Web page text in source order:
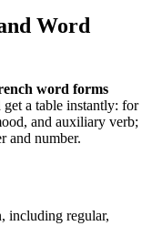
Word
word forms
a table instantly: for
and auxiliary verb;
and number.
including regular,